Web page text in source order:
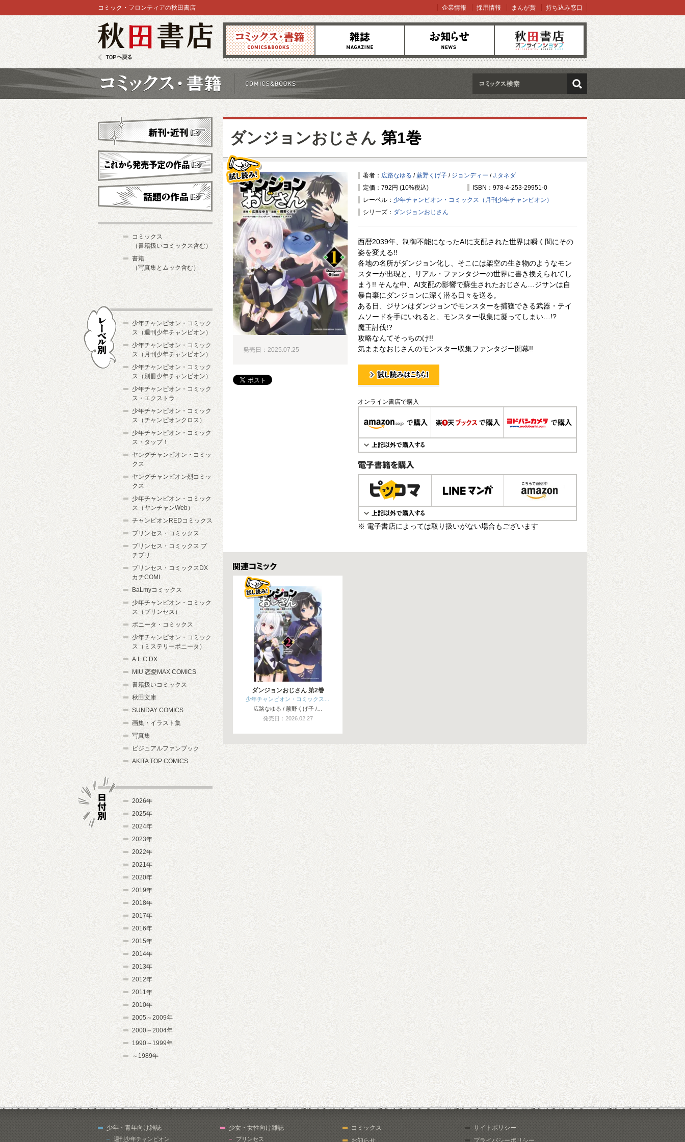
コミックス 雑誌 お知らせ オンラインショップ
コミック・フロンティアの秋田書店 企業情報 採用情報 まんが賞 持ち込み窓口
検索
ダンジョンおじさん 第1巻
著者： 広路なゆる /蕨野くげ子 / ジョンディー /J.タネダ
定価：792円 (10%税込)
ISBN：978-4-253-29951-0
レーベル： 少年チャンピオン・コミックス（月刊少年チャンピオン）
シリーズ： ダンジョンおじさん
西暦2039年、制御不能になったAIに支配された世界は瞬く間にその
姿を変える!!
各地の名所がダンジョン化し、そこには架空の生き物のようなモン
スターが出現と、リアル・ファンタジーの世界に書き換えられてし
まう!! そんな中、AI支配の影響で蘇生されたおじさん…ジサンは自
暴自棄にダンジョンに深く潜る日々を送る。
ある日、ジサンはダンジョンでモンスターを捕獲できる武器・テイ
ムソードを手にいれると、モンスター収集に凝ってしまい…!?
魔王討伐!?
攻略なんてそっちのけ!!
気ままなおじさんのモンスター収集ファンタジー開幕!!
試し読み！
オンライン書店で購入
電子書籍で購入
※ 電子書店によっては取り扱いがない場合もございます
発売日：2025.07.25
関連コミックス
ダンジョンおじさん 第2巻
少年チャンピオン・コミックス…
広路なゆる / 蕨野くげ子 /…
発売日：2026.02.27
新刊・近刊
これから発売予定
コミックス
（書籍扱いコミックス含む）
書籍
（写真集とムック含む）
少年チャンピオン・コミック
ス（週刊少年チャンピオン）
少年チャンピオン・コミック
ス（月刊少年チャンピオン）
少年チャンピオン・コミック
ス（別冊少年チャンピオン）
少年チャンピオン・コミック
ス・エクストラ
少年チャンピオン・コミック
ス（チャンピオンクロス）
少年チャンピオン・コミック
ス・タップ！
ヤングチャンピオン・コミッ
クス
ヤングチャンピオン烈コミッ
クス
少年チャンピオン・コミック
ス（ヤンチャンWeb）
チャンピオンREDコミックス
プリンセス・コミックス
プリンセス・コミックス プ
チプリ
プリンセス・コミックスDX
カチCOMI
BaLmyコミックス
少年チャンピオン・コミック
ス（プリンセス）
ボニータ・コミックス
少年チャンピオン・コミック
ス（ミステリーボニータ）
A.L.C.DX
MIU 恋愛MAX COMICS
書籍扱いコミックス
秋田文庫
SUNDAY COMICS
画集・イラスト集
写真集
ビジュアルファンブック
AKITA TOP COMICS
2026年
2025年
2024年
2023年
2022年
2021年
2020年
2019年
2018年
2017年
2016年
2015年
2014年
2013年
2012年
2011年
2010年
2005～2009年
2000～2004年
1990～1999年
～1989年
少年・青年向け雑誌
週刊少年チャンピオン
少女・女性向け雑誌
プリンセス
コミックス
お知らせ
サイトポリシー
プライバシーポリシー